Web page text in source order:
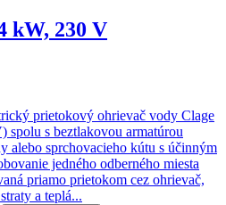
kW, 230 V
prietokový ohrievač vody Clage
s beztlakovou armatúrou
alebo sprchovacieho kútu s účinným
jedného odberného miesta
priamo prietokom cez ohrievač,
a teplá...